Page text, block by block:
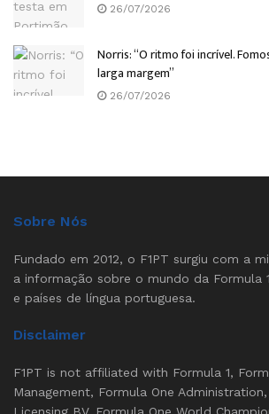
26/07/2026
Norris: “O ritmo foi incrível.
larga margem”
26/07/2026
Sobre Nós
Fundado em 2012, o F1PT surgiu com a
a informação sobre o mundo da Formula
e países de língua portuguesa.
Disclaimer
F1PT is not affiliated with Formula 1,
Management, Formula One